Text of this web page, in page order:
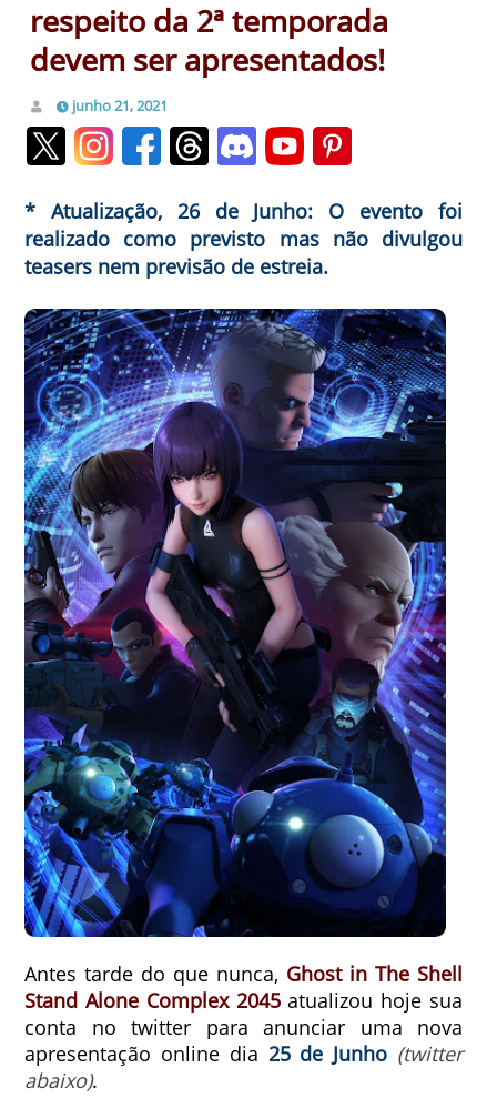
respeito da 2ª temporada
devem ser apresentados!
junho 21, 2021
* Atualização, 26 de Junho: O evento foi
realizado como previsto mas não divulgou
teasers nem previsão de estreia.
Antes tarde do que nunca, Ghost in The Shell
Stand Alone Complex 2045atualizou hoje sua
conta no twitter para anunciar uma nova
apresentação online dia 25 de Junho (twitter
abaixo).